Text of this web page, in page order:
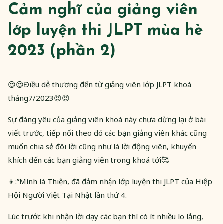
Cảm nghĩ của giảng viên
lớp luyện thi JLPT mùa hè
2023 (phần 2)
😍😍Điều dễ thương đến từ giảng viên lớp JLPT khoá
tháng7/2023😍😍
Sự đáng yêu của giảng viên khoá này chưa dừng lại ở bài
viết trước, tiếp nối theo đó các bạn giảng viên khác cũng
muốn chia sẻ đôi lời cũng như là lời động viên, khuyến
khích đến các bạn giảng viên trong khoá tới🥰
👦:”Mình là Thiện, đã đảm nhận lớp luyện thi JLPT của Hiệp
Hội Người Việt Tại Nhật lần thứ 4.
Lúc trước khi nhận lời dạy các bạn thì có ít nhiều lo lắng,